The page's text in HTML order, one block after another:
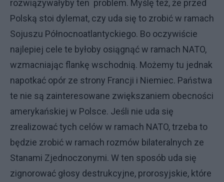
rozwiązywałyby ten problem. Myślę też, że przed
Polską stoi dylemat, czy uda się to zrobić w ramach
Sojuszu Północnoatlantyckiego. Bo oczywiście
najlepiej cele te byłoby osiągnąć w ramach NATO,
wzmacniając flankę wschodnią. Możemy tu jednak
napotkać opór ze strony Francji i Niemiec. Państwa
te nie są zainteresowane zwiększaniem obecności
amerykańskiej w Polsce. Jeśli nie uda się
zrealizować tych celów w ramach NATO, trzeba to
będzie zrobić w ramach rozmów bilateralnych ze
Stanami Zjednoczonymi. W ten sposób uda się
zignorować głosy destrukcyjne, prorosyjskie, które